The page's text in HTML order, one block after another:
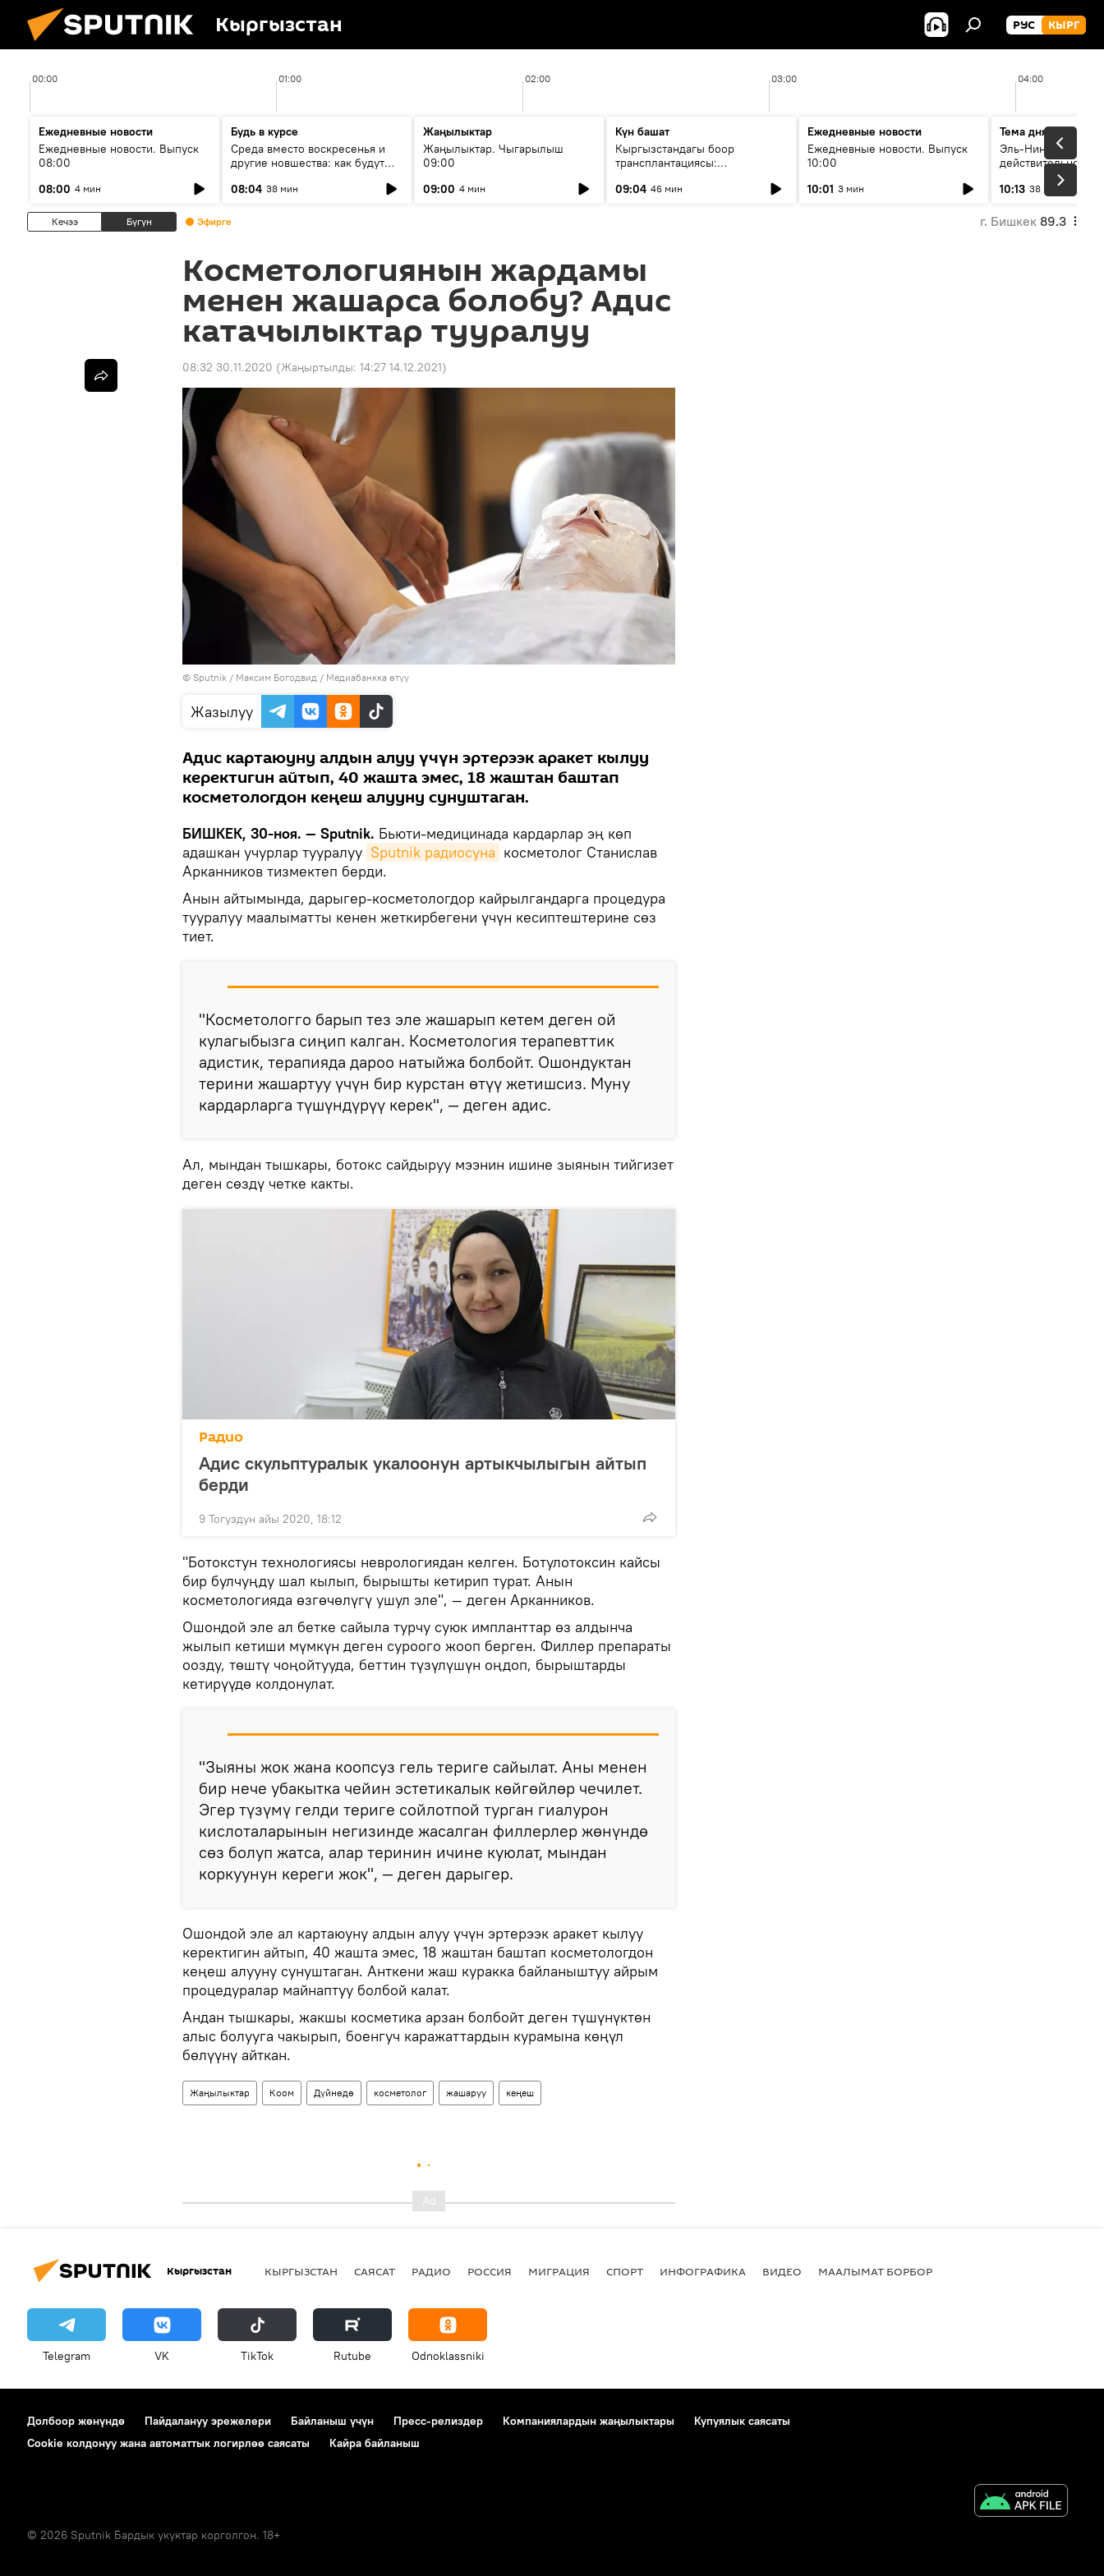
Кыргызстан РУС КЫРГ
00:00 01:00 02:00 03:00 04:00
Ежедневные новости
Ежедневные новости. Выпуск
08:00
08:00 4 мин
Будь в курсе
Среда вместо воскресенья и
другие новшества: как будут
08:04 38 мин
Жаңылыктар
Жаңылыктар. Чыгарылыш
09:00
09:00 4 мин
Күн башат
Кыргызстандагы боор
трансплантациясы:
келечеги
09:04 46 мин
Ежедневные новости
Ежедневные новости. Выпуск
10:00
10:01 3 мин
Тема дня
Эль-Ниньо, жара и
действительно
погоду в
10:13 38 мин
Кечээ Бүгүн Эфирге г. Бишкек 89.3
Косметологиянын жардамы
менен жашарса болобу? Адис
катачылыктар тууралуу
08:32 30.11.2020 (Жаңыртылды: 14:27 14.12.2021)
© Sputnik / Максим Богодвид / Медиабанкка өтүү
Жазылуу
Адис картаюуну алдын алуу үчүн эртерээк аракет кылуу
керектигин айтып, 40 жашта эмес, 18 жаштан баштап
косметологдон кеңеш алууну сунуштаган.
БИШКЕК, 30-ноя. — Sputnik. Бьюти-медицинада кардарлар эң көп
адашкан учурлар тууралуу Sputnik радиосуна косметолог Станислав
Арканников тизмектеп берди.
Анын айтымында, дарыгер-косметологдор кайрылгандарга процедура
тууралуу маалыматты кенен жеткирбегени үчүн кесиптештерине сөз
тиет.
"Косметологго барып тез эле жашарып кетем деген ой
кулагыбызга сиңип калган. Косметология терапевттик
адистик, терапияда дароо натыйжа болбойт. Ошондуктан
терини жашартуу үчүн бир курстан өтүү жетишсиз. Муну
кардарларга түшүндүрүү керек", — деген адис.
Ал, мындан тышкары, ботокс сайдыруу мээнин ишине зыянын тийгизет
деген сөздү четке какты.
Радио
Адис скульптуралык укалоонун артыкчылыгын айтып
берди
9 Тогуздун айы 2020, 18:12
"Ботокстун технологиясы неврологиядан келген. Ботулотоксин кайсы
бир булчуңду шал кылып, бырышты кетирип турат. Анын
косметологияда өзгөчөлүгү ушул эле", — деген Арканников.
Ошондой эле ал бетке сайыла турчу суюк импланттар өз алдынча
жылып кетиши мүмкүн деген суроого жооп берген. Филлер препараты
оозду, төштү чоңойтууда, беттин түзүлүшүн оңдоп, бырыштарды
кетирүүдө колдонулат.
"Зыяны жок жана коопсуз гель териге сайылат. Аны менен
бир нече убакытка чейин эстетикалык көйгөйлөр чечилет.
Эгер түзүмү гелди териге сойлотпой турган гиалурон
кислоталарынын негизинде жасалган филлерлер жөнүндө
сөз болуп жатса, алар теринин ичине куюлат, мындан
коркуунун кереги жок", — деген дарыгер.
Ошондой эле ал картаюуну алдын алуу үчүн эртерээк аракет кылуу
керектигин айтып, 40 жашта эмес, 18 жаштан баштап косметологдон
кеңеш алууну сунуштаган. Анткени жаш куракка байланыштуу айрым
процедуралар майнаптуу болбой калат.
Андан тышкары, жакшы косметика арзан болбойт деген түшүнүктөн
алыс болууга чакырып, боенгуч каражаттардын курамына көңүл
бөлүүнү айткан.
Жаңылыктар Коом Дүйнөдө косметолог жашаруу кеңеш
Кыргызстан КЫРГЫЗСТАН САЯСАТ РАДИО РОССИЯ МИГРАЦИЯ СПОРТ ИНФОГРАФИКА ВИДЕО МААЛЫМАТ БОРБОР
Telegram VK ТikТоk Rutube Odnoklassniki
Долбоор жөнүндө Пайдалануу эрежелери Байланыш үчүн Пресс-релиздер Компаниялардын жаңылыктары
Купуялык саясаты
Cookie колдонуу жана автоматтык логирлөө саясаты
Кайра байланыш
© 2026 Sputnik Бардык укуктар корголгон. 18+